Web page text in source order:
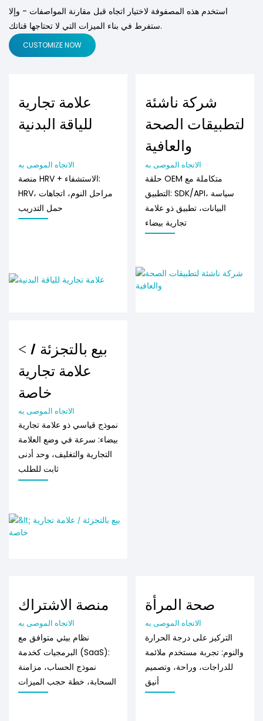
استخدم هذه المصفوفة لاختيار اتجاه قبل مقارنة المواصفات - وإلا
ستفرط في بناء الميزات التي لا تحتاجها قناتك.
CUSTOMIZE NOW
علامة تجارية
للياقة البدنية
الاتجاه الموصى به
منصة HRV + الاستشفاء:
HRV، مراحل النوم، اتجاهات
حمل التدريب
شركة ناشئة
لتطبيقات الصحة
والعافية
الاتجاه الموصى به
حلقة OEM متكاملة مع
التطبيق: SDK/API، سياسة
البيانات، تطبيق ذو علامة
تجارية بيضاء
< بيع بالتجزئة /
علامة تجارية
خاصة
الاتجاه الموصى به
نموذج قياسي ذو علامة تجارية
بيضاء: سرعة في وضع العلامة
التجارية والتغليف، وحد أدنى
ثابت للطلب
منصة الاشتراك
الاتجاه الموصى به
نظام بيئي متوافق مع
البرمجيات كخدمة (SaaS):
نموذج الحساب، مزامنة
السحابة، خطة حجب الميزات
صحة المرأة
الاتجاه الموصى به
التركيز على درجة الحرارة
والنوم: تجربة مستخدم ملائمة
للدراجات، وراحة، وتصميم
أنيق